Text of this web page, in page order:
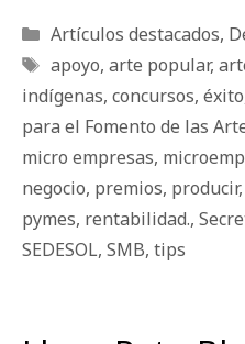
Categorías
Artículos destacados,
Etiquetas
apoyo, arte popular,
indígenas, concursos, éxito
para el Fomento de las
micro empresas,
negocio, premios, producir,
pymes, rentabilidad.,
SEDESOL, SMB, tips